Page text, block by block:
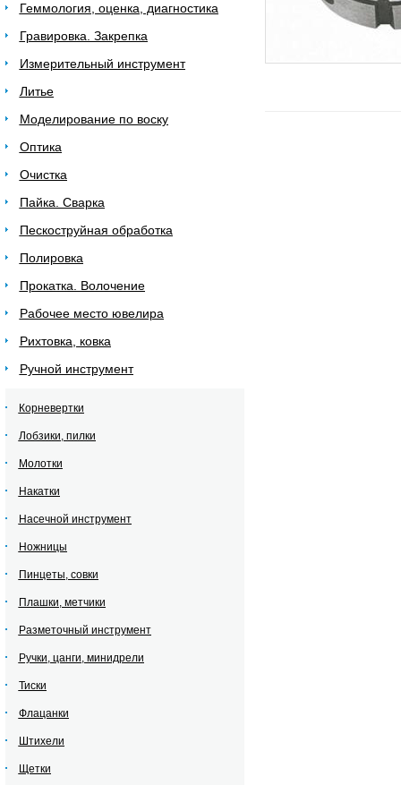
Геммология, оценка, диагностика
Гравировка. Закрепка
Измерительный инструмент
Литье
Моделирование по воску
Оптика
Очистка
Пайка. Сварка
Пескоструйная обработка
Полировка
Прокатка. Волочение
Рабочее место ювелира
Рихтовка, ковка
Ручной инструмент
Корневертки
Лобзики, пилки
Молотки
Накатки
Насечной инструмент
Ножницы
Пинцеты, совки
Плашки, метчики
Разметочный инструмент
Ручки, цанги, минидрели
Тиски
Флацанки
Штихели
Щетки